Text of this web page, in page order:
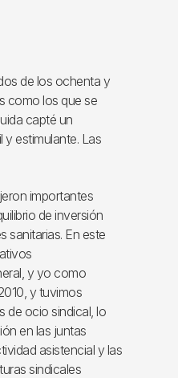
de los ochenta y
como los que se
capté un
estimulante. Las
importantes
de inversión
sanitarias. En este
y yo como
y tuvimos
de ocio sindical, lo
en las juntas
asistencial y las
sindicales